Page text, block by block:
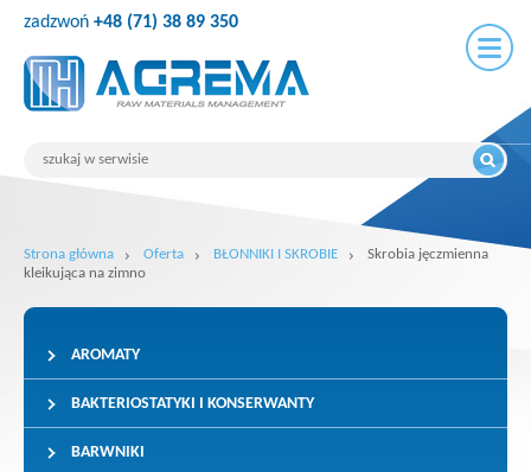
zadzwoń +48 (71) 38 89 350
Strona główna Oferta BŁONNIKI I SKROBIE
Skrobia jęczmienna
kleikująca na zimno
AROMATY
BAKTERIOSTATYKI I KONSERWANTY
BARWNIKI